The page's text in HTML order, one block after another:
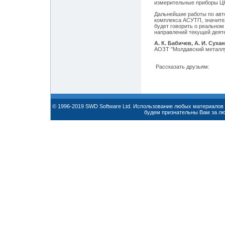
измерительные приборы
Дальнейшие работы по
комплекса АСУТП,
будет говорить о
направлений текущей
А. К. Бабичев, А. И.
АОЗТ "Молдавский
Рассказать друзьям:
© 1996-2019 SWD Software Ltd. Использование любых
будем признательны Вам за